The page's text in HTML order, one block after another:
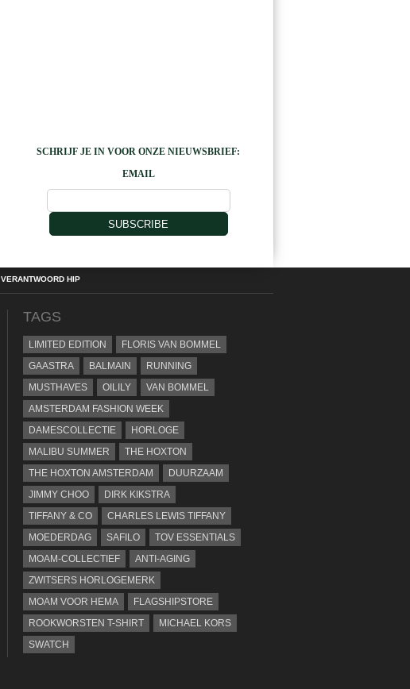
SCHRIJF JE IN VOOR ONZE NIEUWSBRIEF:
EMAIL
SUBSCRIBE
VERANTWOORD HIP
TAGS
LIMITED EDITION
FLORIS VAN BOMMEL
GAASTRA
BALMAIN
RUNNING
MUSTHAVES
OILILY
VAN BOMMEL
AMSTERDAM FASHION WEEK
DAMESCOLLECTIE
HORLOGE
MALIBU SUMMER
THE HOXTON
THE HOXTON AMSTERDAM
DUURZAAM
JIMMY CHOO
DIRK KIKSTRA
TIFFANY & CO
CHARLES LEWIS TIFFANY
MOEDERDAG
SAFILO
TOV ESSENTIALS
MOAM-COLLECTIEF
ANTI-AGING
ZWITSERS HORLOGEMERK
MOAM VOOR HEMA
FLAGSHIPSTORE
ROOKWORSTEN T-SHIRT
MICHAEL KORS
SWATCH